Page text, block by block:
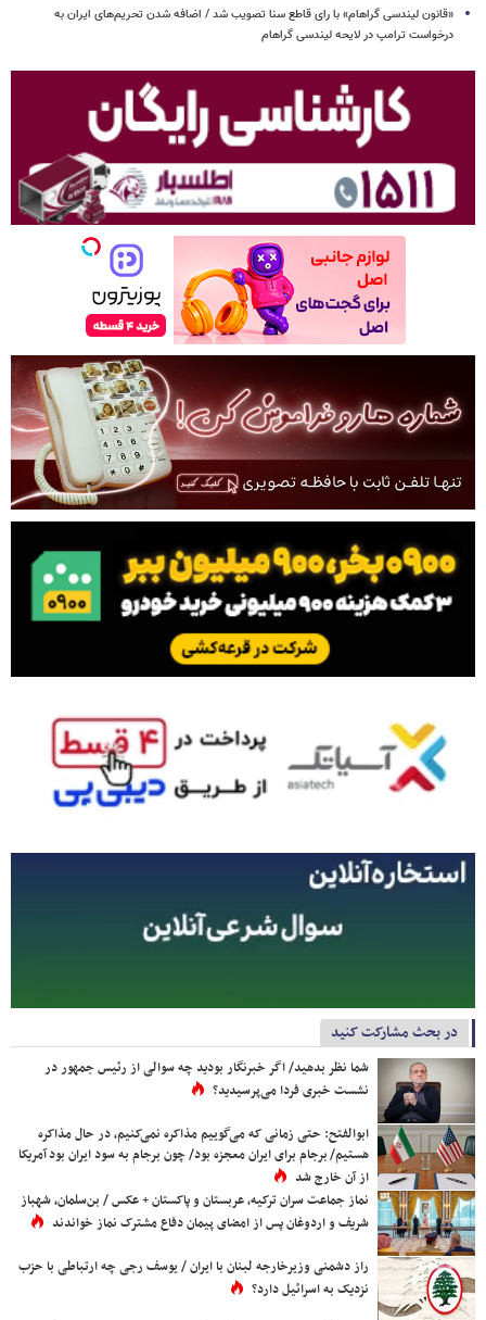
«قانون لیندسی گراهام» با رای قاطع سنا تصویب شد / اضافه شدن تحریم‌های ایران به
درخواست ترامپ در لایحه لیندسی گراهام
در بحث مشارکت کنید
شما نظر بدهید/ اگر خبرنگار بودید چه سوالی از رئیس جمهور در
نشست خبری فردا می‌پرسیدید؟
ابوالفتح: حتی زمانی که می‌گوییم مذاکره نمی‌کنیم، در حال مذاکره
هستیم/ برجام برای ایران معجزه بود/ چون برجام به سود ایران بود آمریکا
از آن خارج شد
نماز جماعت سران ترکیه، عربستان و پاکستان + عکس / بن‌سلمان، شهباز
شریف و اردوغان پس از امضای پیمان دفاع مشترک نماز خواندند
راز دشمنی وزیرخارجه لبنان با ایران / یوسف رجی چه ارتباطی با حزب
نزدیک به اسرائیل دارد؟